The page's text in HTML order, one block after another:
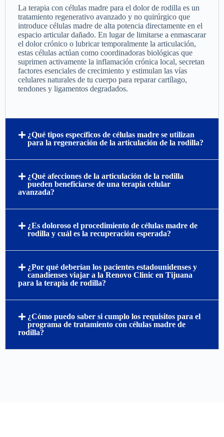
La terapia con células madre para el dolor de rodilla es un
tratamiento regenerativo avanzado y no quirúrgico que
introduce células madre de alta potencia directamente en el
espacio articular dañado. En lugar de limitarse a enmascarar
el dolor crónico o lubricar temporalmente la articulación,
estas células actúan como coordinadoras biológicas que
suprimen activamente la inflamación crónica local, secretan
factores esenciales de crecimiento y estimulan las vías
celulares naturales de tu cuerpo para reparar cartílago,
tendones y ligamentos degradados.
¿Qué tipos específicos de células madre se utilizan
para la regeneración de la articulación de la rodilla?
¿Qué afecciones de la articulación de la rodilla
pueden beneficiarse de una terapia celular
avanzada?
¿Es doloroso el procedimiento de células madre de
rodilla y cuál es la recuperación esperada?
¿Por qué deberían los pacientes estadounidenses y
canadienses viajar a la Renovo Clinic en Tijuana
para la terapia de rodilla?
¿Cómo puedo saber si cumplo los requisitos para el
programa de tratamiento con células madre de
rodilla?